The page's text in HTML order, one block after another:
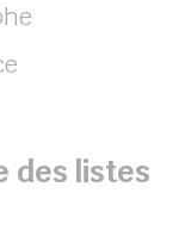
des listes